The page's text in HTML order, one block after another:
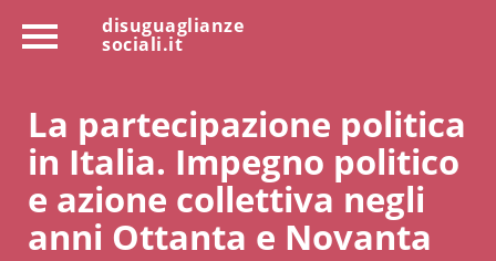
disuguaglianze
sociali.it
La partecipazione politica
in Italia. Impegno politico
e azione collettiva negli
anni Ottanta e Novanta